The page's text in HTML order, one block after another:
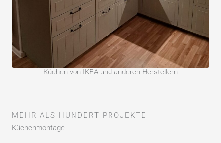
Küchen von IKEA und anderen Herstellern
MEHR ALS HUNDERT PROJEKTE
Küchenmontage